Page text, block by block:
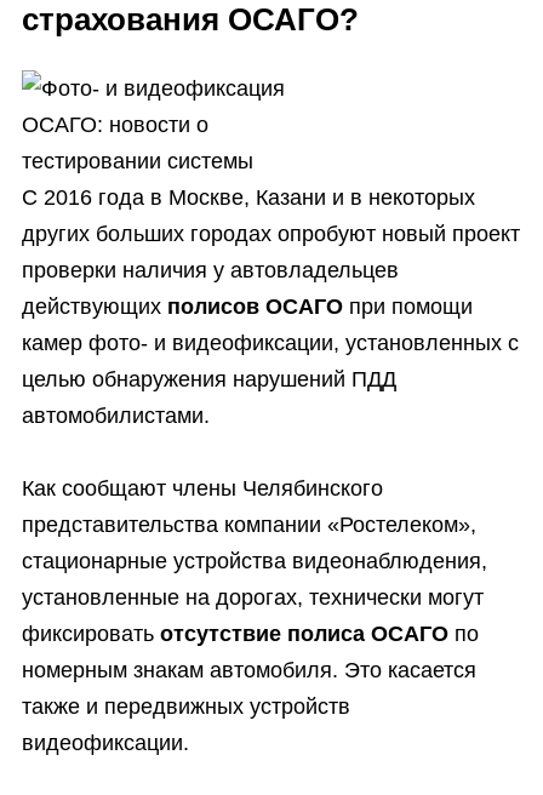
страхования ОСАГО?
С 2016 года в Москве, Казани и в некоторых
других больших городах опробуют новый проект
проверки наличия у автовладельцев
действующих полисов ОСАГО при помощи
камер фото- и видеофиксации, установленных с
целью обнаружения нарушений ПДД
автомобилистами.
Как сообщают члены Челябинского
представительства компании «Ростелеком»,
стационарные устройства видеонаблюдения,
установленные на дорогах, технически могут
фиксировать отсутствие полиса ОСАГО по
номерным знакам автомобиля. Это касается
также и передвижных устройств
видеофиксации.